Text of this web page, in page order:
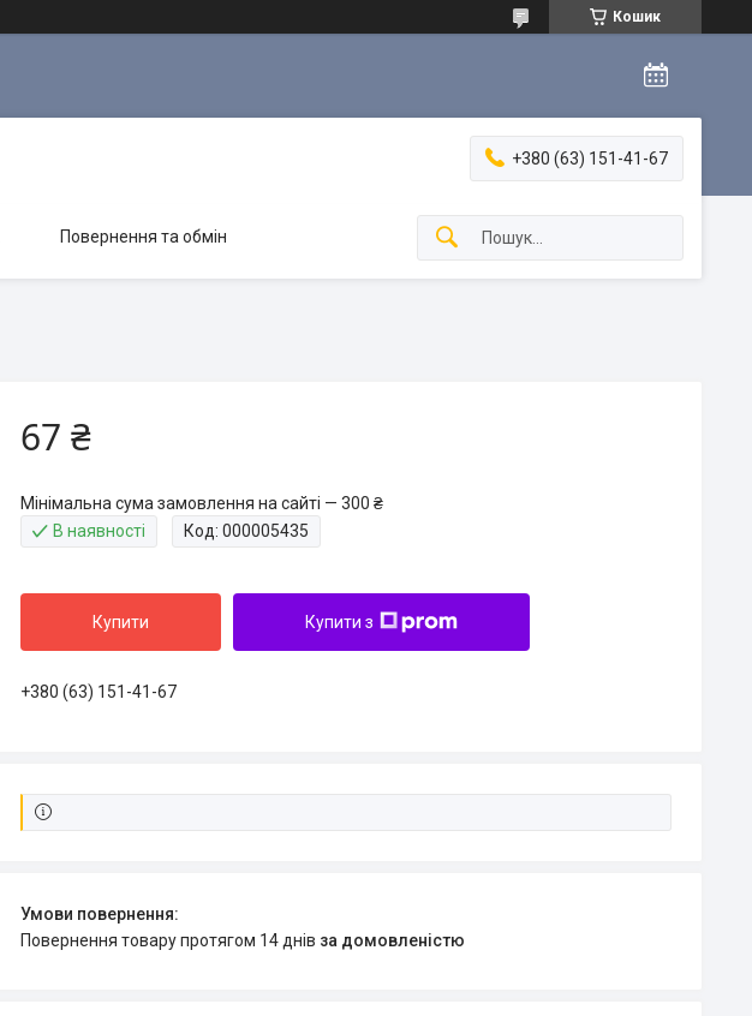
Кошик
+380 (63) 151-41-67
Повернення та обмін
67 ₴
Мінімальна сума замовлення на сайті — 300 ₴
В наявності
Код: 000005435
Купити Купити з
+380 (63) 151-41-67
повернення товару протягом 14 днів за домовленістю